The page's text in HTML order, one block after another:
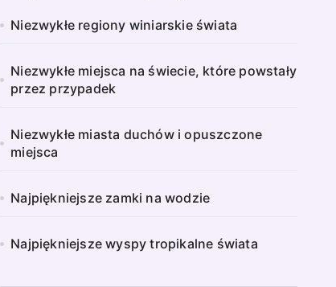
Niezwykłe regiony winiarskie świata
Niezwykłe miejsca na świecie, które powstały
przez przypadek
Niezwykłe miasta duchów i opuszczone
miejsca
Najpiękniejsze zamki na wodzie
Najpiękniejsze wyspy tropikalne świata